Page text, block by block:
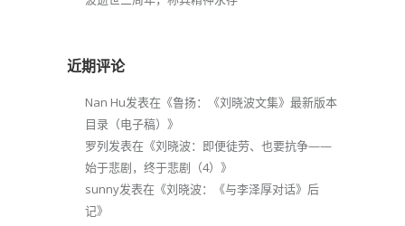
近期评论
Nan Hu发表在《鲁扬：《刘晓波文集》最新版本
目录（电子稿） 》
罗列发表在《刘晓波：即便徒劳、也要抗争——
始于悲剧，终于悲剧（4） 》
sunny发表在《刘晓波：《与李泽厚对话》后
记》